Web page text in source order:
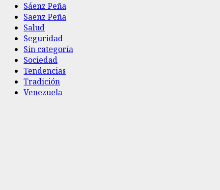
Sáenz Peña
Saenz Peña
Salud
Seguridad
Sin categoría
Sociedad
Tendencias
Tradición
Venezuela